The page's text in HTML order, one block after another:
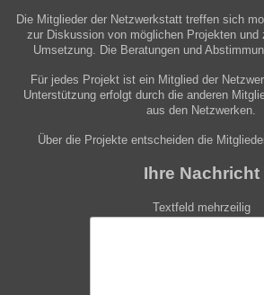
Die Mitglieder der Netzwerkstatt treffen sich
zur Diskussion von möglichen Projekten und
Umsetzung. Die Beratungen und
Für jedes Projekt ist ein Mitglied der
Unterstützung erfolgt durch die anderen
aus den Netzwerken.
Über die Projekte entscheiden die
Ihre Nachricht
Textfeld mehrzeilig